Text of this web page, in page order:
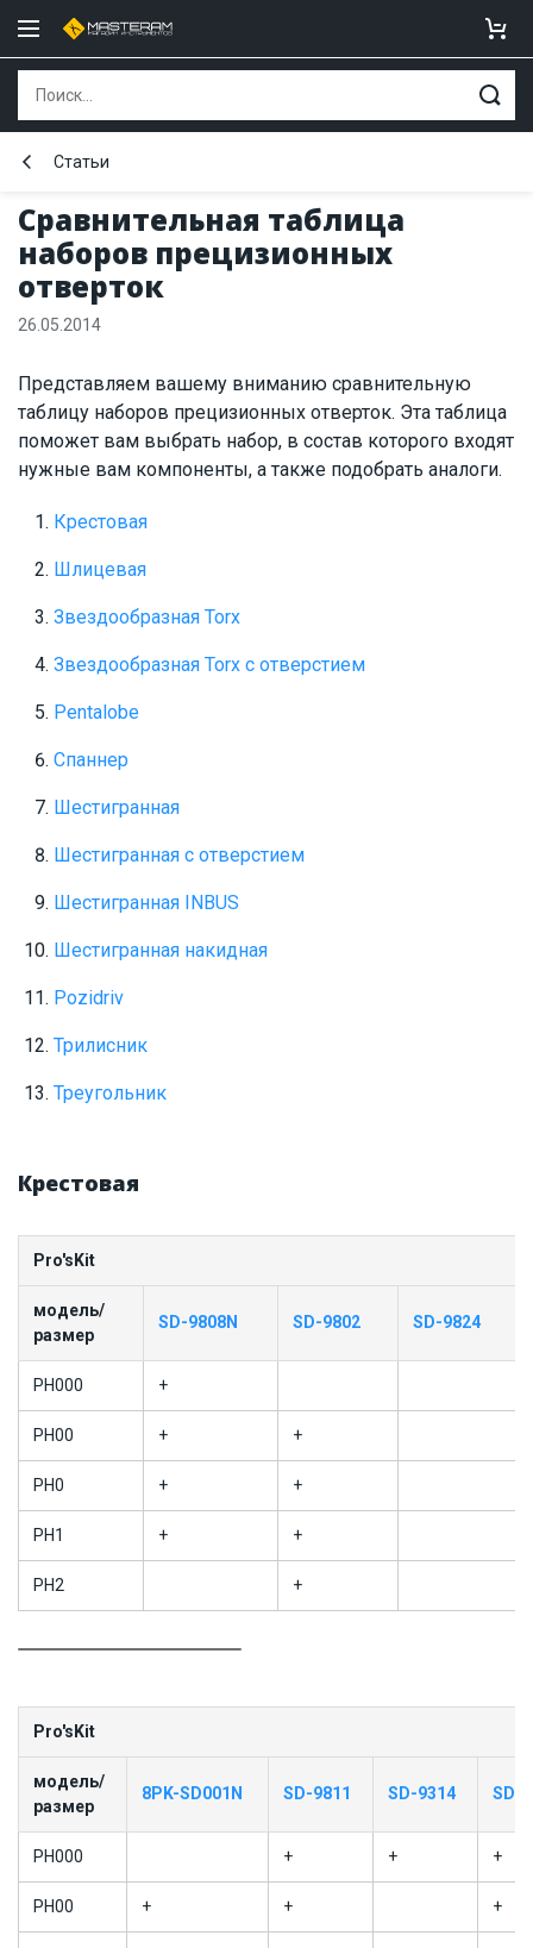
Сравнительная таблица
наборов прецизионных
отверток
Статьи
26.05.2014
Представляем вашему вниманию сравнительную
таблицу наборов прецизионных отверток. Эта таблица
поможет вам выбрать набор, в состав которого входят
нужные вам компоненты, а также подобрать аналоги.
Крестовая
Шлицевая
Звездообразная Torx
Звездообразная Torx с отверстием
Pentalobe
Спаннер
Шестигранная
Шестигранная с отверстием
Шестигранная INBUS
Шестигранная накидная
Pozidriv
Трилисник
Треугольник
Крестовая
Pro'sKit
модель/
размер
SD-9808N SD-9802 SD-9824
PH000 +
PH00 + +
PH0 + +
PH1 + +
PH2 +
Pro'sKit
модель/
размер
8PK-SD001N SD-9811 SD-9314 SD-
PH000 + + +
PH00 + + +